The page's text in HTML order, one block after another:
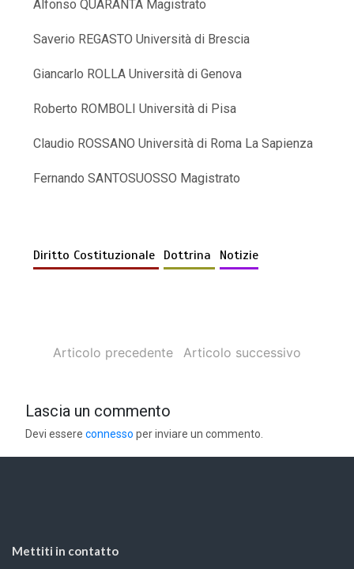
Alfonso QUARANTA Magistrato
Saverio REGASTO Università di Brescia
Giancarlo ROLLA Università di Genova
Roberto ROMBOLI Università di Pisa
Claudio ROSSANO Università di Roma La Sapienza
Fernando SANTOSUOSSO Magistrato
Diritto Costituzionale Dottrina Notizie
Articolo precedente Articolo successivo
Lascia un commento
Devi essereconnesso per inviare un commento.
Mettiti in contatto